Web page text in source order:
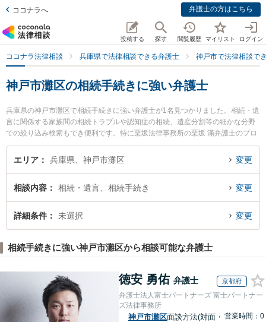
ココナラへ 弁護士の方はこちら
投稿する 探す 閲覧履歴 マイリスト ログイン
ココナラ法律相談 兵庫県で法律相談できる弁護士 神戸市で法律相談で
神戸市灘区の相続手続きに強い弁護士
兵庫県の神戸市灘区で相続手続きに強い弁護士が1名見つかりました。相続・遺
言に関係する家族間の相続トラブルや認知症の相続、遺産分割等の細かな分野
での絞り込み検索もでき便利です。特に栗坂法律事務所の栗坂 滿弁護士のプロ
フィール情報や弁護士費用、強みなどが注目されています。『神戸市灘区で土
日や夜間に発生した相続手続きのトラブルを今すぐに弁護士に相談したい』
い』などでお困りの相談者さんにおすすめです。
エリア 兵庫県、神戸市灘区 変更
相談内容 相続・遺言、相続手続き 変更
詳細条件 未選択 変更
相続手続きに強い神戸市灘区から相談可能な弁護士
徳安 勇佑 弁護士 京都府
弁護士法人富士パートナーズ 富士パートナー
ズ法律事務所
神戸市灘区面談方法(対面・ 営業時間：0